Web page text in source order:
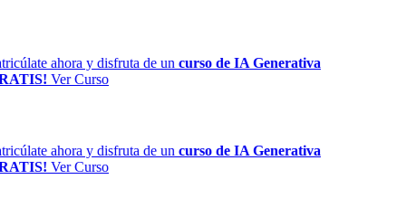
ahora y disfruta de uncurso de IA Generativa
Ver Curso
ahora y disfruta de uncurso de IA Generativa
Ver Curso